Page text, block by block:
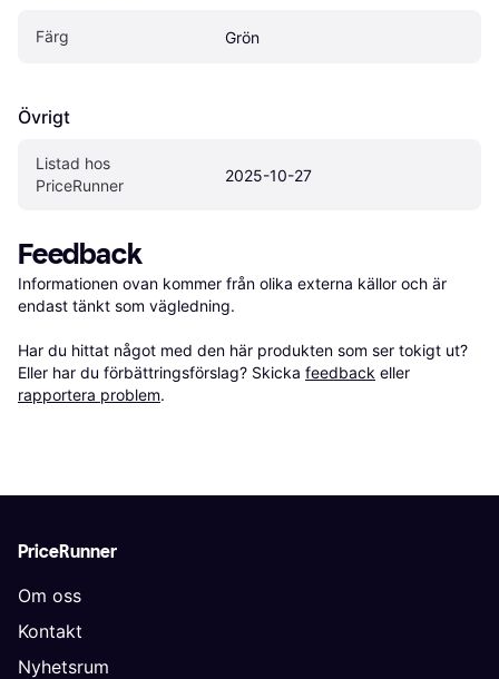
Färg Grön
Övrigt
Listad hos
PriceRunner
2025-10-27
Feedback
Informationen ovan kommer från olika externa källor och är
endast tänkt som vägledning.
Har du hittat något med den här produkten som ser tokigt ut?
Eller har du förbättringsförslag? Skicka feedback eller
rapportera problem.
PriceRunner
Om oss
Kontakt
Nyhetsrum